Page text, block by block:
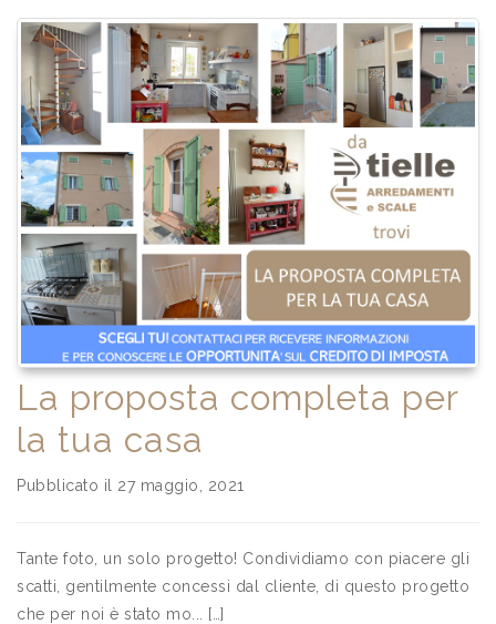
La proposta completa per
la tua casa
Pubblicato il 27 maggio, 2021
Tante foto, un solo progetto! Condividiamo con piacere gli
scatti, gentilmente concessi dal cliente, di questo progetto
che per noi è stato mo... […]